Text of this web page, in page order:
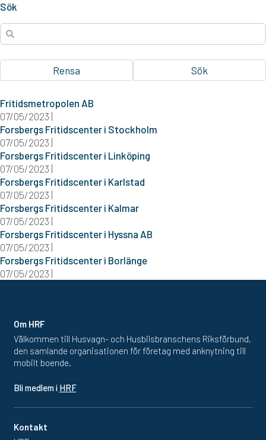
Sök
Sök
Rensa
Fritidsmetropolen AB
07/05/2023 |
Forsbergs Fritidscenter i Stockholm
07/05/2023 |
Forsbergs Fritidscenter i Linköping
07/05/2023 |
Forsbergs Fritidscenter i Karlstad
07/05/2023 |
Forsbergs Fritidscenter i Kalmar
07/05/2023 |
Forsbergs Fritidscenter i Hyssna AB
07/05/2023 |
Forsbergs Fritidscenter i Borlänge
07/05/2023 |
Om HRF
Välkommen till Husvagn- och Husbilsbranschens Riksförbund,
den samlande organisationen för företag med anknytning till
mobilt boende.
Bli medlem i HRF
Kontakt